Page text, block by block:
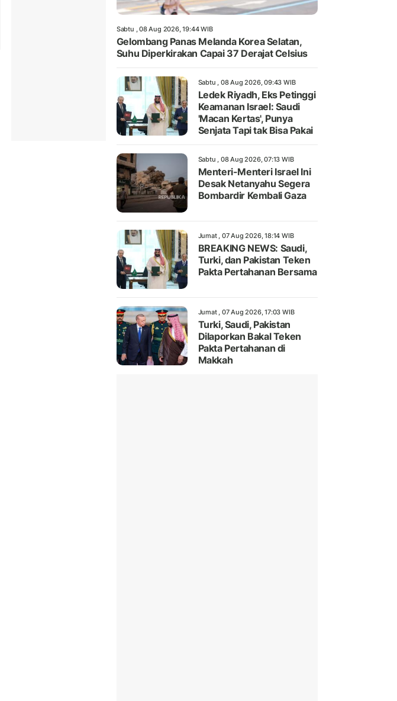
Sabtu , 08 Aug 2026, 19:44 WIB
Gelombang Panas Melanda Korea Selatan,
Suhu Diperkirakan Capai 37 Derajat Celsius
Sabtu , 08 Aug 2026, 09:43 WIB
Ledek Riyadh, Eks Petinggi
Keamanan Israel: Saudi
'Macan Kertas', Punya
Senjata Tapi tak Bisa Pakai
Sabtu , 08 Aug 2026, 07:13 WIB
Menteri-Menteri Israel Ini
Desak Netanyahu Segera
Bombardir Kembali Gaza
Jumat , 07 Aug 2026, 18:14 WIB
BREAKING NEWS: Saudi,
Turki, dan Pakistan Teken
Pakta Pertahanan Bersama
Jumat , 07 Aug 2026, 17:03 WIB
Turki, Saudi, Pakistan
Dilaporkan Bakal Teken
Pakta Pertahanan di
Makkah